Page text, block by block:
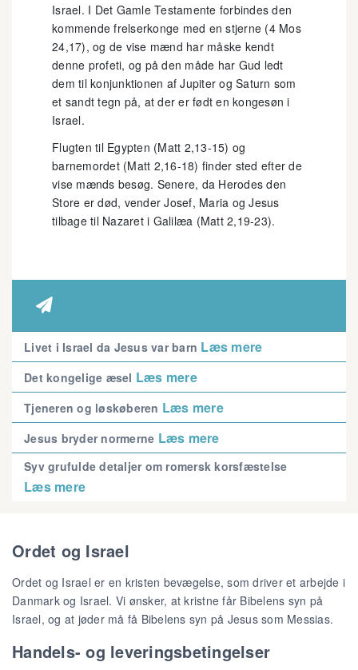
Israel. I Det Gamle Testamente forbindes den
kommende frelserkonge med en stjerne (4 Mos
24,17), og de vise mænd har måske kendt
denne profeti, og på den måde har Gud ledt
dem til konjunktionen af Jupiter og Saturn som
et sandt tegn på, at der er født en kongesøn i
Israel.
Flugten til Egypten (Matt 2,13-15) og
barnemordet (Matt 2,16-18) finder sted efter de
vise mænds besøg. Senere, da Herodes den
Store er død, vender Josef, Maria og Jesus
tilbage til Nazaret i Galilæa (Matt 2,19-23).

Livet i Israel da Jesus var barn Læs mere
Det kongelige æsel Læs mere
Tjeneren og løskøberen Læs mere
Jesus bryder normerne Læs mere
Syv grufulde detaljer om romersk korsfæstelse
Læs mere
Ordet og Israel
Ordet og Israel er en kristen bevægelse, som driver et arbejde i
Danmark og Israel. Vi ønsker, at kristne får Bibelens syn på
Israel, og at jøder må få Bibelens syn på Jesus som Messias.
Handels- og leveringsbetingelser